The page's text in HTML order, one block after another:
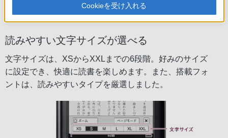
読みやすい文字サイズが選べる
文字サイズは、XSからXXLまでの6段階。好みのサイズ
に設定でき、快適に読書を楽しめます。また、搭載フォ
ントは、読みやすいタイプを厳選しました。
Cookieを受け入れる